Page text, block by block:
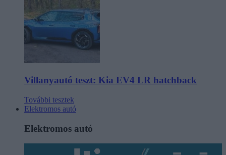
Villanyautó teszt: Kia EV4 LR hatchback
További tesztek
Elektromos autó
Elektromos autó